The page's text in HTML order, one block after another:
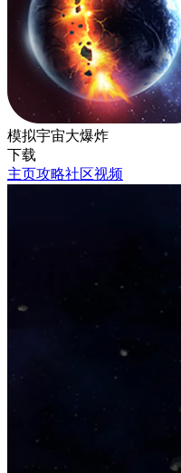
模拟宇宙大爆炸
下载
主页攻略社区视频